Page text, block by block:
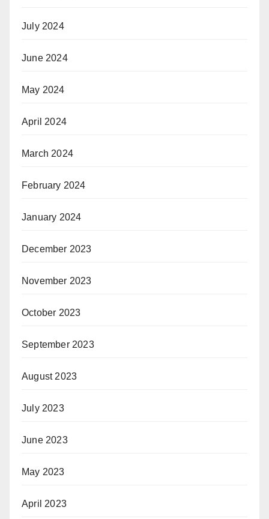
July 2024
June 2024
May 2024
April 2024
March 2024
February 2024
January 2024
December 2023
November 2023
October 2023
September 2023
August 2023
July 2023
June 2023
May 2023
April 2023